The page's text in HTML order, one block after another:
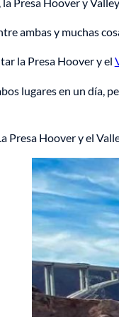
ambas y muchas
la Presa Hoover y el
lugares en un día,
Presa Hoover y el